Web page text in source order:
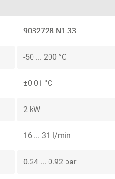
9032728.N1.33
-50 ... 200 °C
±0.01 °C
2 kW
16 ... 31 l/min
0.24 ... 0.92 bar